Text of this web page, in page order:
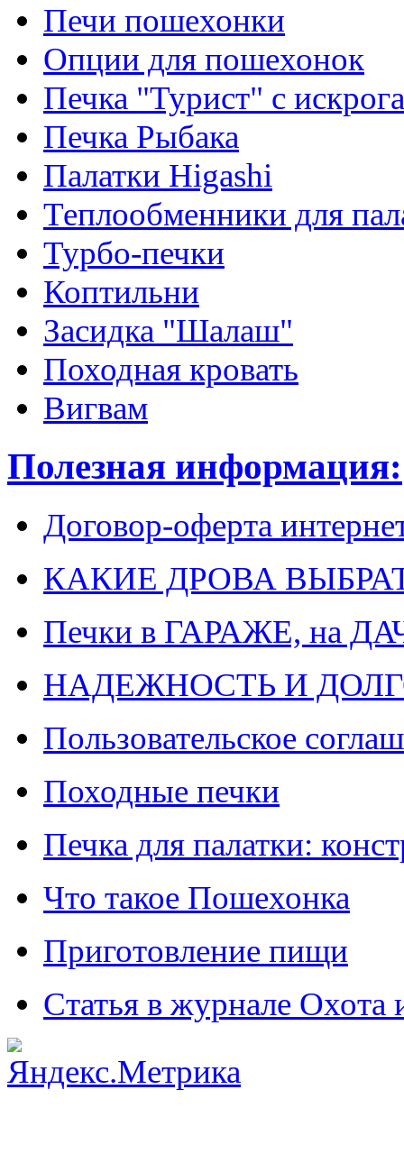
Печи пошехонки
Опции для пошехонок
Печка "Турист" с
Печка Рыбака
Палатки Higashi
Теплообменники для
Турбо-печки
Коптильни
Засидка "Шалаш"
Походная кровать
Вигвам
Полезная информация:
Договор-оферта
КАКИЕ ДРОВА
Печки в ГАРАЖЕ, на
НАДЕЖНОСТЬ И
Пользовательское
Походные печки
Печка для палатки:
Что такое Пошехонка
Приготовление пищи
Статья в журнале Охота